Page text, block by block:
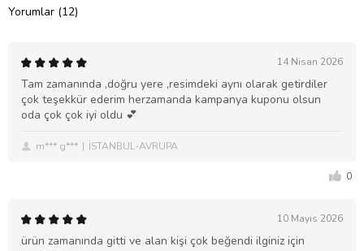
Yorumlar (12)
14 Nisan 2026
Tam zamanında ,doğru yere ,resimdeki aynı olarak getirdiler
çok teşekkür ederim herzamanda kampanya kuponu olsun
oda çok çok iyi oldu 💕
m*** g*** İSTANBUL-AVRUPA
0
10 Mayıs 2026
ürün zamanında gitti ve alan kişi çok beğendi ilginiz için